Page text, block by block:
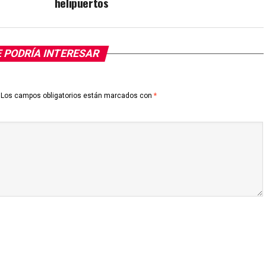
PODRÍA INTERESAR
Los campos obligatorios están marcados con *